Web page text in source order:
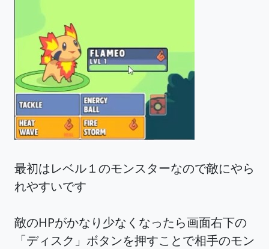
最初はレベル１のモンスターなので敵にやら
れやすいです
敵のHPがかなり少なくなったら画面右下の
「ディスク」ボタンを押すことで相手のモン